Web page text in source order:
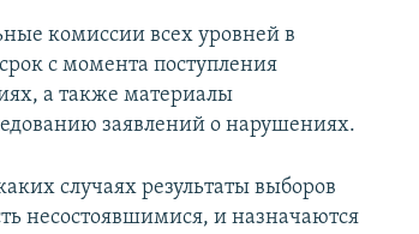
комиссии всех уровней в
с момента поступления
а также материалы
заявлений о нарушениях.
случаях результаты выборов
несостоявшимися, и назначаются